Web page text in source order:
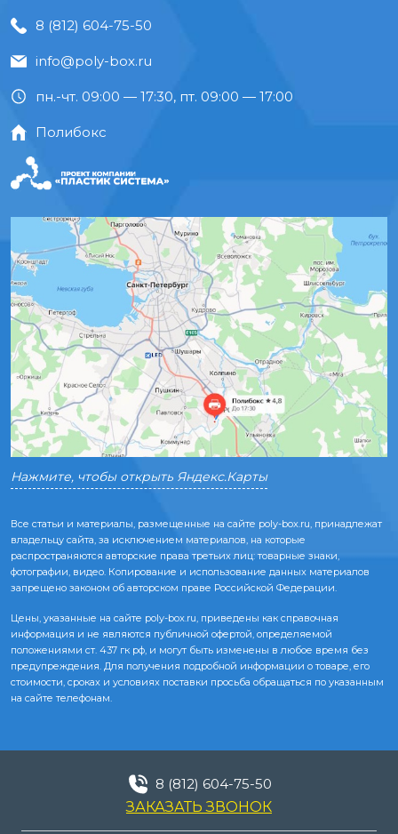
Нажмите, чтобы открыть Яндекс.Карты
8 (812) 604-75-50
info@poly-box.ru
пн.-чт. 09:00 — 17:30, пт. 09:00 — 17:00
Полибокс
Все статьи и материалы, размещенные на сайте poly-box.ru, принадлежат
владельцу сайта, за исключением материалов, на которые
распространяются авторские права третьих лиц: товарные знаки,
фотографии, видео. Копирование и использование данных материалов
запрещено законом об авторском праве Российской Федерации.
Цены, указанные на сайте poly-box.ru, приведены как справочная
информация и не являются публичной офертой, определяемой
положениями ст. 437 гк рф, и могут быть изменены в любое время без
предупреждения. Для получения подробной информации о товаре, его
стоимости, сроках и условиях поставки просьба обращаться по указанным
на сайте телефонам.
8 (812) 604-75-50
ЗАКАЗАТЬ ЗВОНОК